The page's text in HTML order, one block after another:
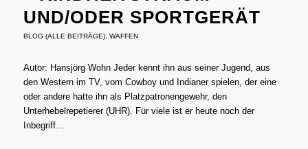
UND/ODER SPORTGERÄT
BLOG (ALLE BEITRÄGE), WAFFEN
Autor: Hansjörg Wohn Jeder kennt ihn aus seiner Jugend, aus
den Western im TV, vom Cowboy und Indianer spielen, der eine
oder andere hatte ihn als Platzpatronengewehr, den
Unterhebelrepetierer (UHR). Für viele ist er heute noch der
Inbegriff…